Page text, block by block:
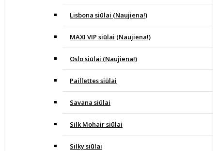
Lisbona siūlai (Naujiena!)
MAXI VIP siūlai (Naujiena!)
Oslo siūlai (Naujiena!)
Paillettes siūlai
Savana siūlai
Silk Mohair siūlai
Silky siūlai